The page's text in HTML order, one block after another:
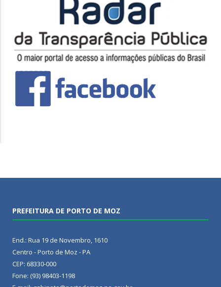
PREFEITURA DE PORTO DE MOZ
End.: Rua 19 de Novembro, 1610
Centro - Porto de Moz - PA
CEP: 68330-000
Fone: (93) 98403-1198